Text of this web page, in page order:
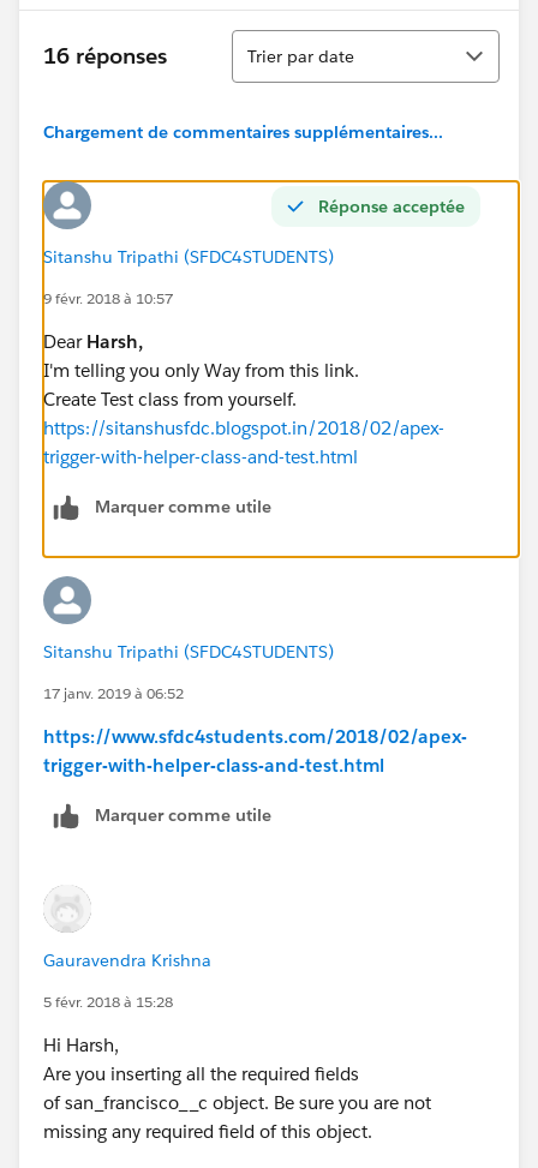
16 réponses
Tri
Trier par date
Chargement de commentaires supplémentaires...
Réponse acceptée
Sitanshu Tripathi (SFDC4STUDENTS)
9 févr. 2018 à 10:57
Dear Harsh,
I'm telling you only Way from this link.
Create Test class from yourself.
https://sitanshusfdc.blogspot.in/2018/02/apex-
trigger-with-helper-class-and-test.html
Marquer comme utile
Sitanshu Tripathi (SFDC4STUDENTS)
17 janv. 2019 à 06:52
https://www.sfdc4students.com/2018/02/apex-
trigger-with-helper-class-and-test.html
Marquer comme utile
Gauravendra Krishna
5 févr. 2018 à 15:28
Hi Harsh,
Are you inserting all the required fields
of san_francisco__c object. Be sure you are not
missing any required field of this object.